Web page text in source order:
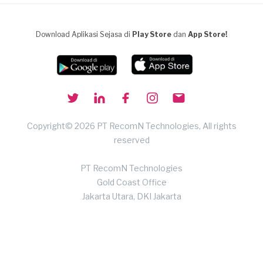
Download Aplikasi Sejasa di Play Store dan App Store!
Copyright© 2026 PT RecomN Technologies, All rights
reserved
PT RecomN Technologies
Gold Coast Office
Jakarta Utara, DKI Jakarta